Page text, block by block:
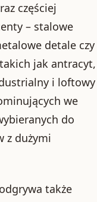
częściej
– stalowe
detale czy
jak antracyt,
i loftowy
we
do
z dużymi
także